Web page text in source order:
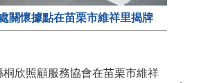
關懷據點在苗栗市維祥里揭牌
欣照顧服務協會在苗栗市維祥